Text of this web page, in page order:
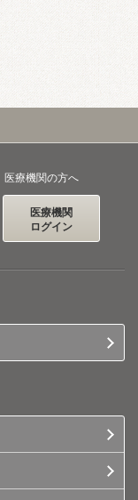
医療機関の方へ
医療機関
ログイン